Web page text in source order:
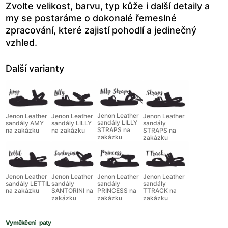
Zvolte velikost, barvu, typ kůže i další detaily a
my se postaráme o dokonalé řemeslné
zpracování, které zajistí pohodlí a jedinečný
vzhled.
Další varianty
Jenon Leather
sandály AMY
na zakázku
Jenon Leather
sandály LILLY
na zakázku
Jenon Leather
sandály LILLY
STRAPS na
zakázku
Jenon Leather
sandály
STRAPS na
zakázku
Jenon Leather
sandály LETTIL
na zakázku
Jenon Leather
sandály
SANTORINI na
zakázku
Jenon Leather
sandály
PRINCESS na
zakázku
Jenon Leather
sandály
TTRACK na
zakázku
Vyměkčení paty